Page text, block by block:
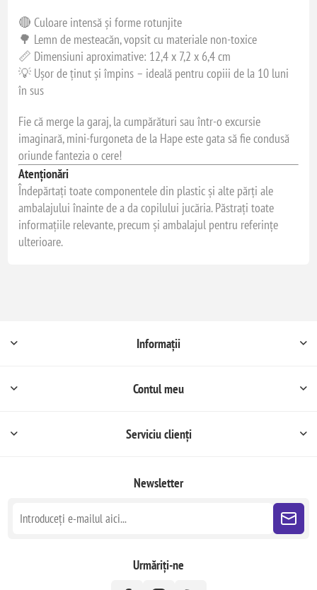
🔴 Culoare intensă și forme rotunjite
🌳 Lemn de mesteacăn, vopsit cu materiale non-toxice
📏 Dimensiuni aproximative: 12,4 x 7,2 x 6,4 cm
💡 Ușor de ținut și împins – ideală pentru copiii de la 10 luni
în sus
Fie că merge la garaj, la cumpărături sau într-o excursie
imaginară, mini-furgoneta de la Hape este gata să fie condusă
oriunde fantezia o cere!
Atenționări
Îndepărtați toate componentele din plastic și alte părți ale
ambalajului înainte de a da copilului jucăria. Păstrați toate
informațiile relevante, precum și ambalajul pentru referințe
ulterioare.
Informații
Contul meu
Serviciu clienți
Newsletter
Urmăriți-ne